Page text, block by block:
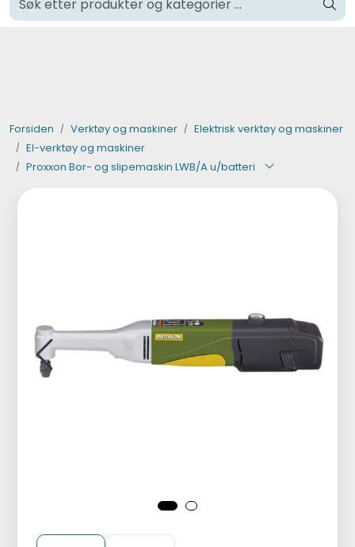
Skip to main content Klikk og hent i Oslo
Forsiden Verktøy og maskiner
Elektrisk verktøy og maskiner
El-verktøy og maskiner
Proxxon Bor- og slipemaskin LWB/A u/batteri
Byggevarer
Murer